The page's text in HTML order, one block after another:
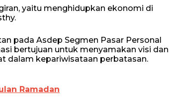
yaitu menghidupkan ekonomi di
pada Asdep Segmen Pasar Personal
bertujuan untuk menyamakan visi dan
dalam kepariwisataan perbatasan.
Ramadan